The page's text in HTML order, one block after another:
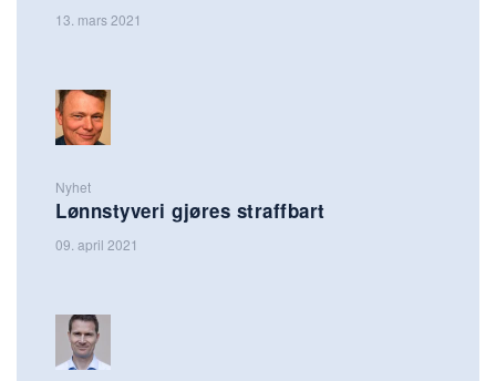
13. mars 2021
Nyhet
Lønnstyveri gjøres straffbart
09. april 2021